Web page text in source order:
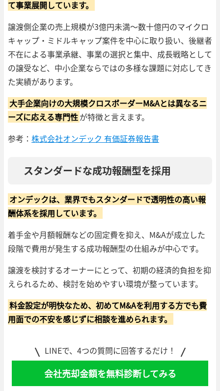
て事業展開しています。
譲渡側企業の売上規模が3億円未満〜数十億円のマイクロ
キャップ・ミドルキャップ案件を中心に取り扱い、後継者
不在による事業承継、事業の選択と集中、成長戦略として
の譲受など、中小企業ならではの多様な課題に対応してき
た実績があります。
大手企業向けの大規模クロスボーダーM&Aとは異なるニ
ーズに応える専門性が特徴と言えます。
参考： 株式会社オンデック 有価証券報告書
スタンダードな成功報酬型を採用
オンデックは、業界でもスタンダードで透明性の高い報
酬体系を採用しています。
着手金や月額報酬などの固定費を抑え、M&Aが成立した
段階で費用が発生する成功報酬型の仕組みが中心です。
譲渡を検討するオーナーにとって、初期の経済的負担を抑
えられるため、検討を始めやすい環境が整っています。
料金設定が明快なため、初めてM&Aを利用する方でも費
用面での不安を感じずに相談を進められます。
LINEで、4つの質問に回答するだけ！
会社売却金額を無料診断してみる